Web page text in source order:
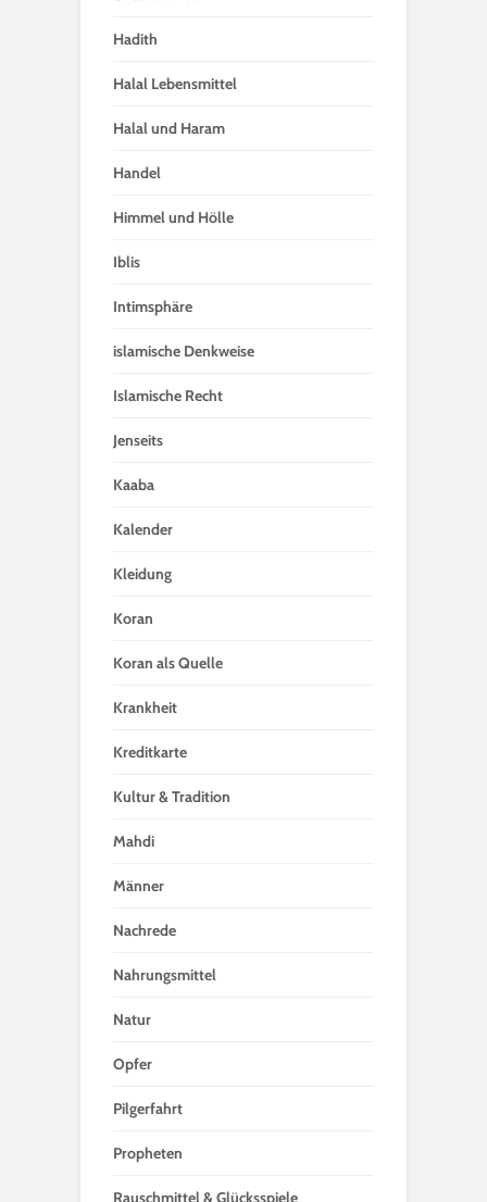
Hadith
Halal Lebensmittel
Halal und Haram
Handel
Himmel und Hölle
Iblis
Intimsphäre
islamische Denkweise
Islamische Recht
Jenseits
Kaaba
Kalender
Kleidung
Koran
Koran als Quelle
Krankheit
Kreditkarte
Kultur & Tradition
Mahdi
Männer
Nachrede
Nahrungsmittel
Natur
Opfer
Pilgerfahrt
Propheten
Rauschmittel & Glücksspiele